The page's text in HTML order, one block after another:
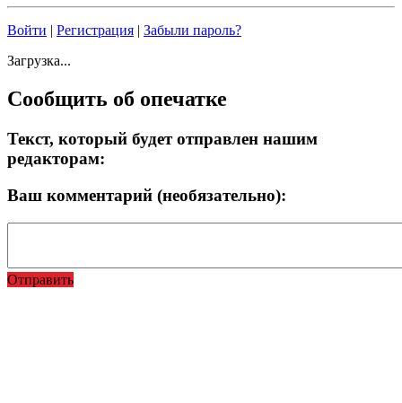
Войти | Регистрация | Забыли пароль?
Загрузка...
Сообщить об опечатке
Текст, который будет отправлен нашим
редакторам:
Ваш комментарий (необязательно):
Отправить